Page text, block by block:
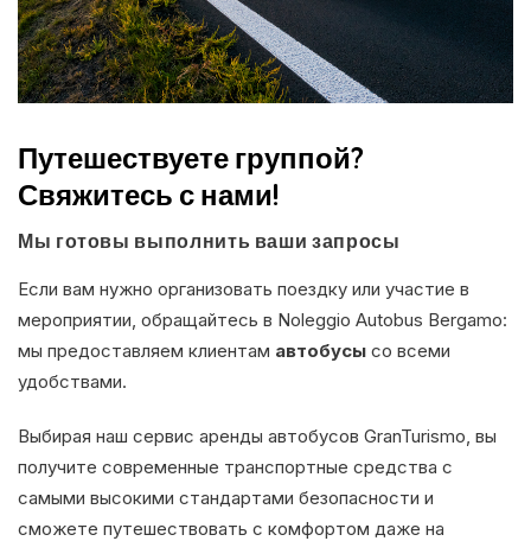
Путешествуете группой?
Свяжитесь с нами!
Мы готовы выполнить ваши запросы
Если вам нужно организовать поездку или участие в
мероприятии, обращайтесь в Noleggio Autobus Bergamo:
мы предоставляем клиентам автобусы со всеми
удобствами.
Выбирая наш сервис аренды автобусов GranTurismo, вы
получите современные транспортные средства с
самыми высокими стандартами безопасности и
сможете путешествовать с комфортом даже на